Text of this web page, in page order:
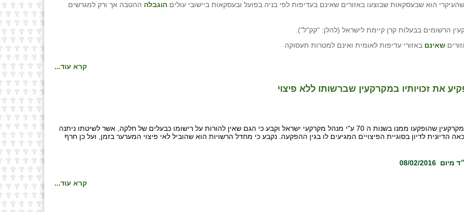
הוגבלה ההטבה אך ורק למגרשים
הרשומים בבעלות קרן קיימת לישראל (להלן: "קק"ל").
שאינם באזורי עדיפות לאומית ואינם למטרות תעסוקה
קרא עוד...
את זכויותיו במקרקעין שברשותו ללא פיצוי
בית המשפט העליון קיבל בחלקו ערעור של יורש זכויות במקרקעין שהופקעו ממנו בשנות ה 70 ע"י מנהל מקרקעי ישראל וקבע כי הגם שאין להורות על רישומו כבעלים של חלקה, אשר לשיטתו ניתנה
הדיונית לדיון בסוגיית הפיצויים המגיעים לו בגין ההפקעה. נקבע כי מחדל הרשויות הוא שהוביל לאי פיצוי המערער בזמן, ועל כן חרף
קרא עוד...